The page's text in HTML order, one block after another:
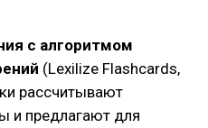
с алгоритмом
(Lexilize Flashcards,
рассчитывают
и предлагают для